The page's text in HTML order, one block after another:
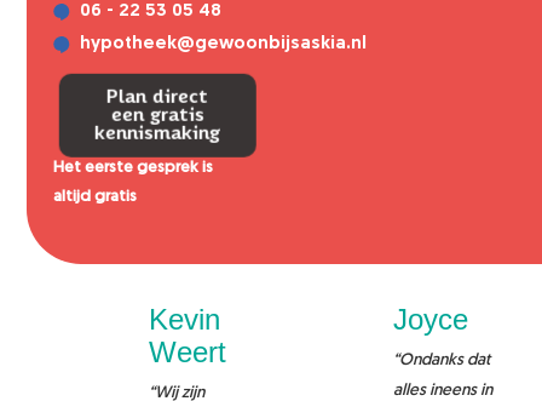
06 - 22 53 05 48
hypotheek@gewoonbijsaskia.nl
Plan direct
een gratis
kennismaking
Het eerste gesprek is
altijd gratis
Kevin
Weert
“Wij zijn
Joyce
“Ondanks dat
alles ineens in